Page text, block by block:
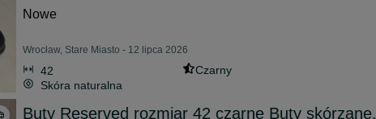
Nowe
Wrocław, Stare Miasto - 12 lipca 2026
42
Czarny
Skóra naturalna
Buty Reserved rozmiar 42 czarne Buty skórzane.